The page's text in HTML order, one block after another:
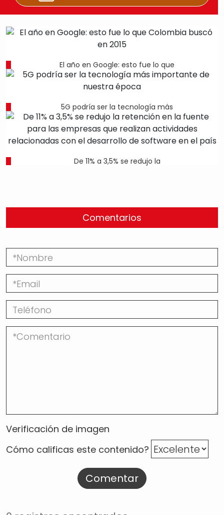
El año en Google: esto fue lo que
5G podría ser la tecnología más
De 11% a 3,5% se redujo la
Comentarios
Verificación de imagen
Cómo calificas este contenido?
Comentar